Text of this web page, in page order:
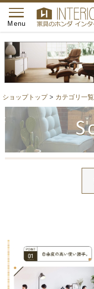
toggle
navigation
Menu
ショップトップ> カテゴリ一覧